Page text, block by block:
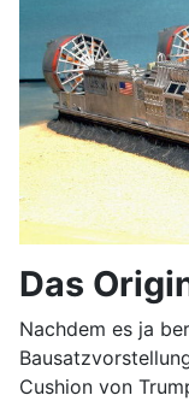
Das
Nachdem es ja
Cushion von